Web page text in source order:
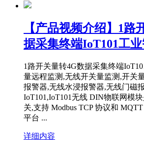
【产品视频介绍】1路
据采集终端IoT101工
1路开关量转4G数据采集终端
量远程监测,无线开关量监测,开关
报警器,无线水浸报警器,无线门磁
IoT101,IoT101无线 DIN物联网模
关,支持 Modbus TCP 协议和
平台 ...
详细内容